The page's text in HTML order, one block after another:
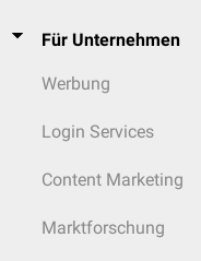
Für Unternehmen
Werbung
Login Services
Content Marketing
Marktforschung